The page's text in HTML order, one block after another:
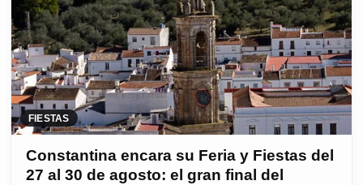
FIESTAS
Constantina encara su Feria y Fiestas del
27 al 30 de agosto: el gran final del